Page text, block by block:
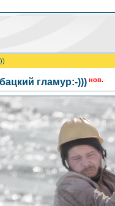
гламур:-))) нов.